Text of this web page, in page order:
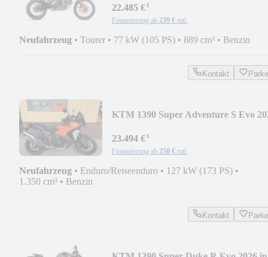
22.485 €¹
Finanzierung ab 239 € mtl.
Neufahrzeug • Tourer • 77 kW (105 PS) • 889 cm³ • Benzin
Kontakt
KTM 1390 Super Adventure S Evo
23.494 €¹
Finanzierung ab 250 € mtl.
Neufahrzeug • Enduro/Reiseenduro • 127 kW (173 PS) •
1.350 cm³ • Benzin
Kontakt